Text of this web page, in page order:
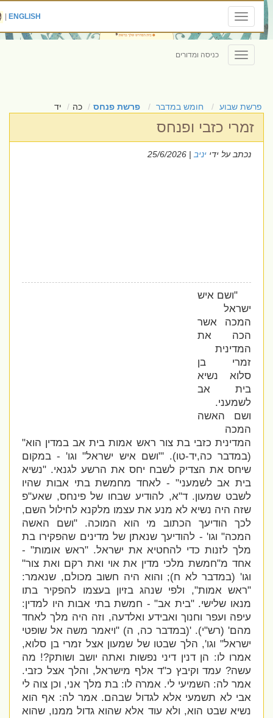
Toggle
navigation
ENGLISH
|
Toggle
navigation
כניסה ומדורים
פרשת שבוע חומש במדבר פרשת פנחס כה יד
זמרי כזבי ופנחס
נכתב על ידייניב| 25/6/2026
"ושם איש
ישראל
המכה אשר
הכה את
המדינית
זמרי בן
סלוא נשיא
בית אב
לשמעני.
ושם האשה
המכה
המדינית כזבי בת צור ראש אמות בית אב במדין הוא"
(במדבר כה,יד-טו). '"ושם איש ישראל" וגו' - במקום
שיחס את הצדיק לשבח יחס את הרשע לגנאי."נשיא
בית אב לשמעני" - לאחד מחמשת בתי אבות שהיו
לשבט שמעון. ד"א, להודיע שבחו של פינחס, שאע"פ
שזה היה נשיא לא מנע את עצמו מלקנא לחילול השם,
לכך הודיעך הכתוב מי הוא המוכה."ושם האשה
המכה" וגו' - להודיעך שנאתן של מדינים שהפקירו בת
מלך לזנות כדי להחטיא את ישראל. "ראש אומות" -
אחד מ"חמשת מלכי מדין את אוי ואת רקם ואת צור"
וגו'(במדבר לא ח); והוא היה חשוב מכולם, שנאמר:
"ראש אמות", ולפי שנהג בזיון בעצמו להפקיר בתו
מנאו שלישי. "בית אב" - חמשת בתי אבות היו למדין:
עיפה ועפר וחנוך ואבידע ואלדעה, וזה היה מלך לאחד
מהם' (רש"י). '(במדבר כה, ה) "ויאמר משה אל שופטי
ישראל" וגו', הלך שבטו של שמעון אצל זמרי בן סלוא,
אמרו לו: הן דנין דיני נפשות ואתה יושב ושותק?! מה
עשה? עמד וקיבץ כ"ד אלף מישראל, והלך אצל כזבי.
אמר לה: השמיעי לי. אמרה לו: בת מלך אני, וכן צוה לי
אבי לא תשמעי אלא לגדול שבהם. אמר לה: אף הוא
נשיא שבט הוא, ולא עוד אלא שהוא גדול ממנו, שהוא